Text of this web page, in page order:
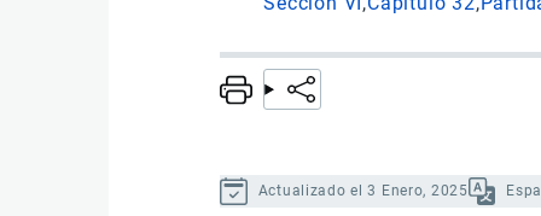
Actualizado el 3 Enero, 2025